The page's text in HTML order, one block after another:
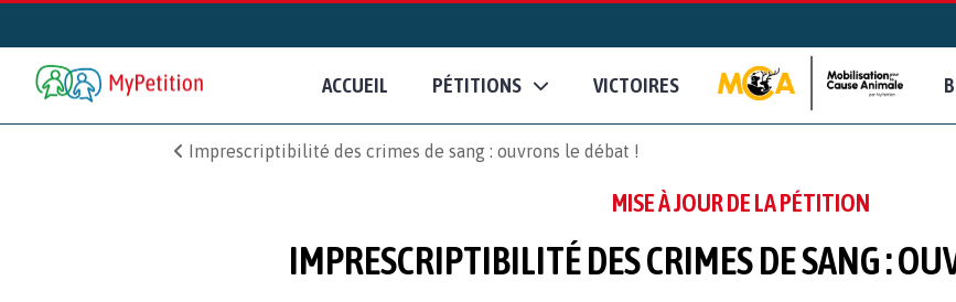
ACCUEIL PÉTITIONS VICTOIRES
Imprescriptibilité des crimes de sang : ouvrons le débat !
MISE À JOUR DE LA PÉTITION
IMPRESCRIPTIBILITÉ DES CRIMES DE SANG :